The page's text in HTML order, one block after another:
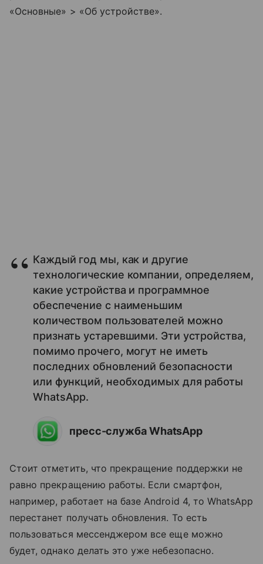
«Основные» > «Об устройстве».
Каждый год мы, как и другие
технологические компании, определяем,
какие устройства и программное
обеспечение с наименьшим
количеством пользователей можно
признать устаревшими. Эти устройства,
помимо прочего, могут не иметь
последних обновлений безопасности
или функций, необходимых для работы
WhatsApp.
пресс-служба WhatsApp
Стоит отметить, что прекращение поддержки не
равно прекращению работы. Если смартфон,
например, работает на базе Android 4, то WhatsApp
перестанет получать обновления. То есть
пользоваться мессенджером все еще можно
будет, однако делать это уже небезопасно.